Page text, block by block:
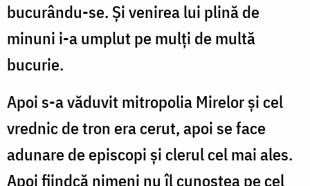
bucurându-se. Și venirea lui plină de
minuni i-a umplut pe mulți de multă
bucurie.
Apoi s-a văduvit mitropolia Mirelor și cel
vrednic de tron era cerut, apoi se face
adunare de episcopi și clerul cel mai ales.
Apoi fiindcă nimeni nu îl cunoștea pe cel